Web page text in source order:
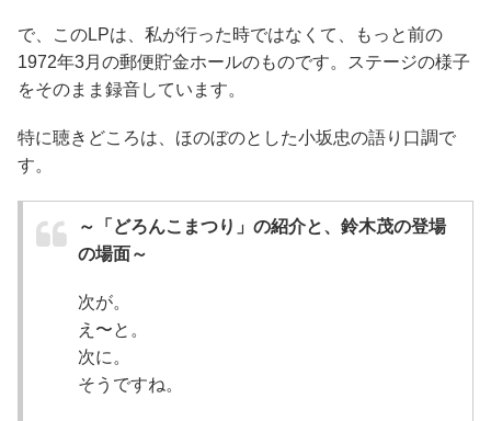
で、このLPは、私が行った時ではなくて、もっと前の
1972年3月の郵便貯金ホールのものです。ステージの様子
をそのまま録音しています。
特に聴きどころは、ほのぼのとした小坂忠の語り口調で
す。
～「どろんこまつり」の紹介と、鈴木茂の登場
の場面～
次が。
え〜と。
次に。
そうですね。